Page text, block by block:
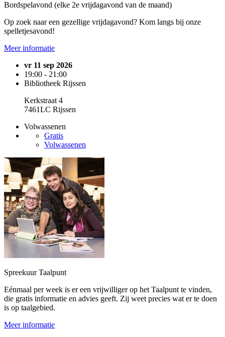
Bordspelavond (elke 2e vrijdagavond van de maand)
Op zoek naar een gezellige vrijdagavond? Kom langs bij onze
spelletjesavond!
Meer informatie
vr 11 sep 2026
19:00 - 21:00
Bibliotheek Rijssen
Kerkstraat 4
7461LC Rijssen
Volwassenen
Gratis
Volwassenen
Spreekuur Taalpunt
Eénmaal per week is er een vrijwilliger op het Taalpunt te vinden,
die gratis informatie en advies geeft. Zij weet precies wat er te doen
is op taalgebied.
Meer informatie